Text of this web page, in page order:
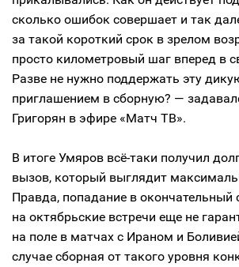
сколько ошибок совершает и так
за такой короткий срок в зрелом
просто километровый шаг вперед в
Разве не нужно поддержать эту
приглашением в сборную? —
Григорян в эфире «Матч ТВ».
В итоге Умяров всё-таки получил
вызов, который выглядит
Правда, попадание в окончательный
на октябрьские встречи еще не
на поле в матчах с Ираном и
случае сборная от такого уровня